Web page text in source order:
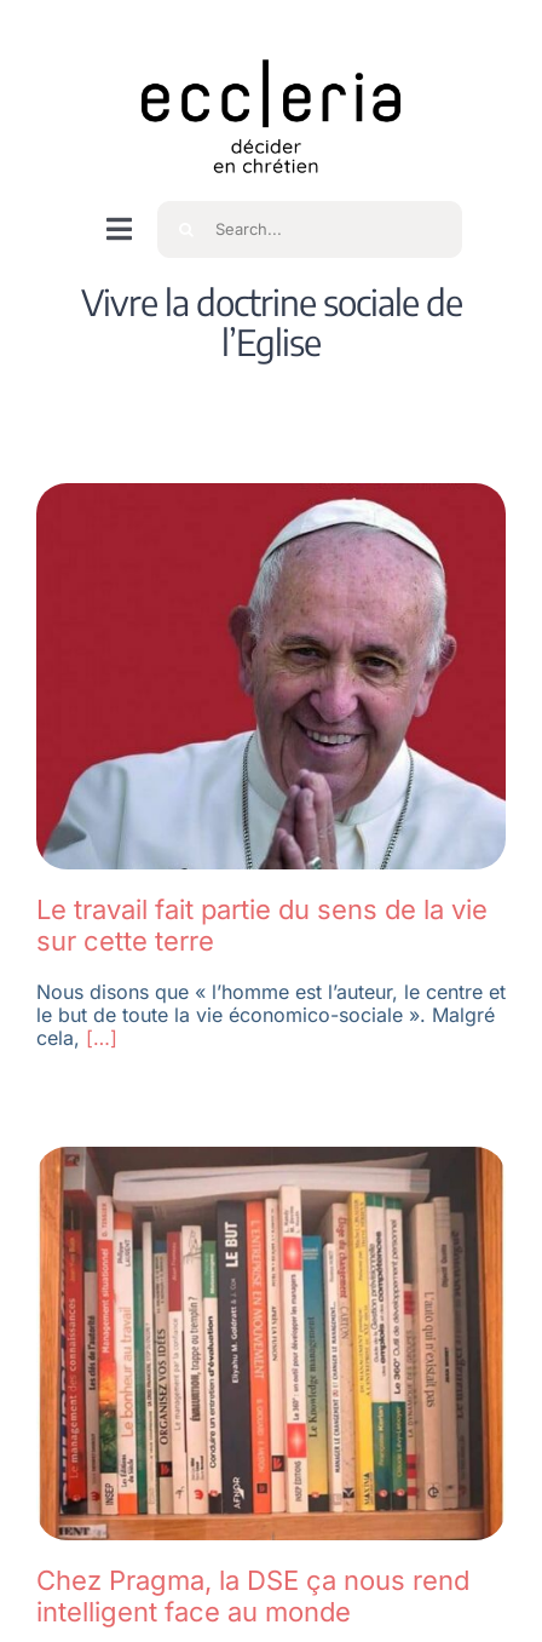
Navigation
à
bascule
Accueil
Nous soutenir
La revue Responsables
Rechercher
Vivre la doctrine sociale de
l’Eglise
Le travail fait partie du sens de la vie
sur cette terre
Nous disons que « l’homme est l’auteur, le centre et
le but de toute la vie économico-sociale ». Malgré
cela, […]
Chez Pragma, la DSE ça nous rend
intelligent face au monde